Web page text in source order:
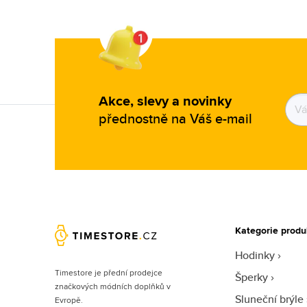
Helly Hansen (3)
Hugo Boss (1349)
Ice-watch (1)
Invicta (1993)
JP Gatsby (2)
Just Cavalli (49)
Akce, slevy a novinky
přednostně na Váš e-mail
Timestore je přední prodejce
značkových módních doplňků v
Evropě.
Kategorie
Hodinky
Šperky
Sluneční brýle